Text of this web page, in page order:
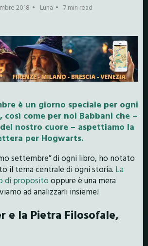
2018 Luna 7 min read
è un giorno speciale per ogni
così come per noi Babbani che –
nostro cuore – aspettiamo la
per Hogwarts.
settembre” di ogni libro, ho notato
il tema centrale di ogni storia. La
di proposito oppure è una mera
ad analizzarli insieme!
e la Pietra Filosofale,